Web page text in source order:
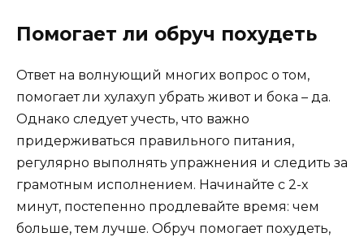
Помогает ли обруч похудеть
Ответ на волнующий многих вопрос о том,
помогает ли хулахуп убрать живот и бока – да.
Однако следует учесть, что важно
придерживаться правильного питания,
регулярно выполнять упражнения и следить за
грамотным исполнением. Начинайте с 2-х
минут, постепенно продлевайте время: чем
больше, тем лучше. Обруч помогает похудеть,